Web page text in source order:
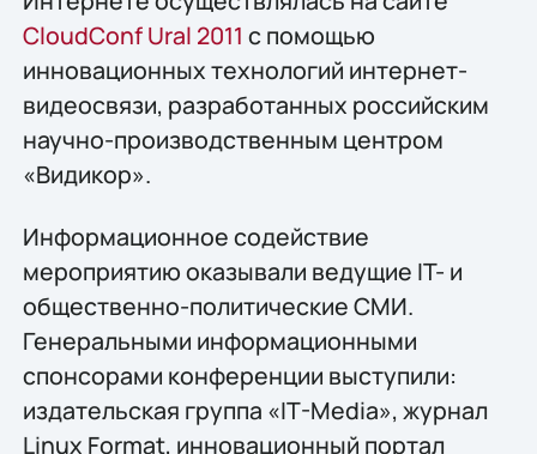
CloudConf Ural 2011 с помощью
инновационных технологий интернет-
видеосвязи, разработанных российским
научно-производственным центром
«Видикор».
Информационное содействие
мероприятию оказывали ведущие IT- и
общественно-политические СМИ.
Генеральными информационными
спонсорами конференции выступили:
издательская группа «IT-Media», журнал
Linux Format, инновационный портал